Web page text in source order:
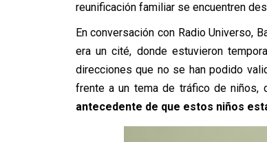
reunificación familiar se encuentren
En conversación con Radio Universo,
era un cité, donde estuvieron
direcciones que no se han podido
frente a un tema de tráfico de niños,
antecedente de que estos niños